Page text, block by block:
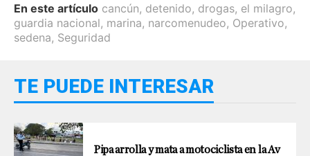
En este artículo cancún, detenido, drogas, el milagro,
guardia nacional, marina, narcomenudeo, Operativo,
sedena, Seguridad
TE PUEDE INTERESAR
Pipa arrolla y mata a motociclista en la Av